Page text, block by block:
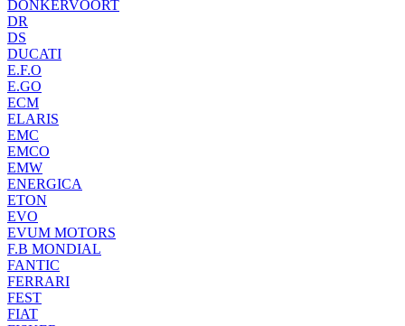
DONKERVOORT
DR
DS
DUCATI
E.F.O
E.GO
ECM
ELARIS
EMC
EMCO
EMW
ENERGICA
ETON
EVO
EVUM MOTORS
F.B MONDIAL
FANTIC
FERRARI
FEST
FIAT